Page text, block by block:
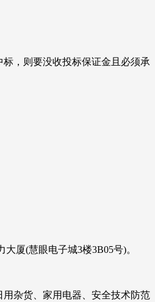
，则要没收投标保证金且必须承
厦(慧眼电子城3楼3B05号)。
杂货、家用电器、安全技术防范